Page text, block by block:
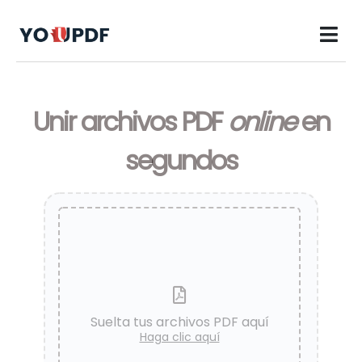
Unir archivos PDFonlineen
segundos
Suelta tus archivos PDF aquí
Haga clic aquí